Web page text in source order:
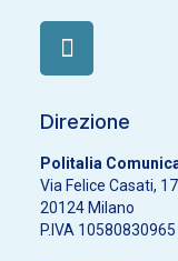
Direzione
Politalia
Via Felice Casati, 17
20124 Milano
P.IVA 10580830965